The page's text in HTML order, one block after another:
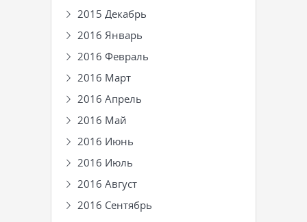
2015 Декабрь
2016 Январь
2016 Февраль
2016 Март
2016 Апрель
2016 Май
2016 Июнь
2016 Июль
2016 Август
2016 Сентябрь